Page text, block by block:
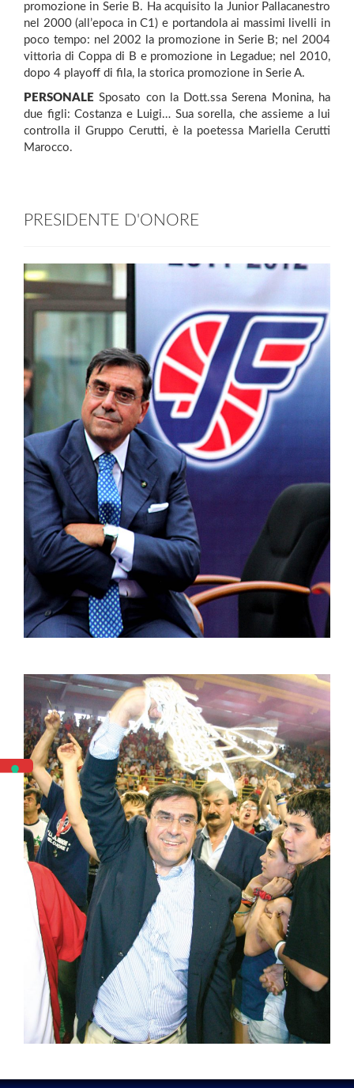
promozione in Serie B. Ha acquisito la Junior Pallacanestro
nel 2000 (all’epoca in C1) e portandola ai massimi livelli in
poco tempo: nel 2002 la promozione in Serie B; nel 2004
vittoria di Coppa di B e promozione in Legadue; nel 2010,
dopo 4 playoff di fila, la storica promozione in Serie A.
PERSONALE Sposato con la Dott.ssa Serena Monina, ha
due figli: Costanza e Luigi… Sua sorella, che assieme a lui
controlla il Gruppo Cerutti, è la poetessa Mariella Cerutti
Marocco.
PRESIDENTE D'ONORE